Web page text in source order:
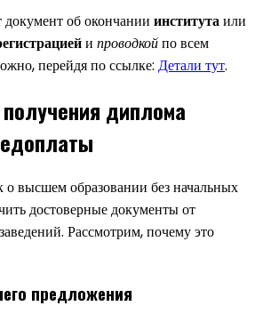
документ об окончании институтаили
и проводкойпо всем
перейдя по ссылке: Детали тут.
диплома
о высшем образовании без начальных
достоверные документы от
Рассмотрим, почему это
предложения